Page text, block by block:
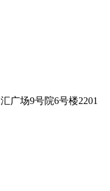
广场9号院6号楼2201